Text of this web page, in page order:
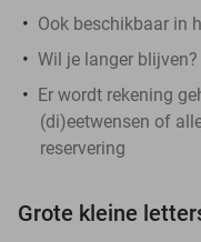
Ook beschikbaar in
Wil je langer
Er wordt rekening
(di)eetwensen of
reservering
Grote kleine